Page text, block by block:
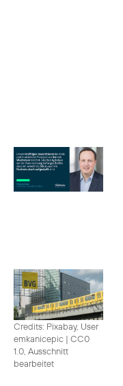
Credits: Pixabay, User
emkanicepic | CC0
1.0, Ausschnitt
bearbeitet